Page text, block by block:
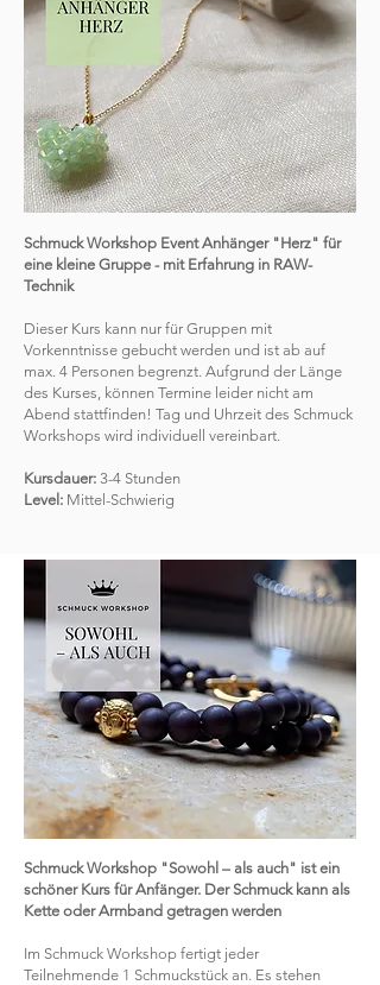
Schmuck Workshop Event Anhänger "Herz" für
eine kleine Gruppe - mit Erfahrung in RAW-
Technik
Dieser Kurs kann nur für Gruppen mit
Vorkenntnisse gebucht werden und ist ab auf
max. 4 Personen begrenzt. Aufgrund der Länge
des Kurses, können Termine leider nicht am
Abend stattfinden! Tag und Uhrzeit des Schmuck
Workshops wird individuell vereinbart.
Kursdauer: 3-4 Stunden
Level: Mittel-Schwierig
Schmuck Workshop "Sowohl – als auch" ist ein
schöner Kurs für Anfänger. Der Schmuck kann als
Kette oder Armband getragen werden
Im Schmuck Workshop fertigt jeder
Teilnehmende 1 Schmuckstück an. Es stehen